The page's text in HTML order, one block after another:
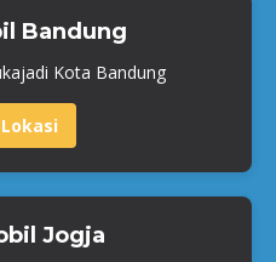
Bandung
Kota Bandung
Jogja